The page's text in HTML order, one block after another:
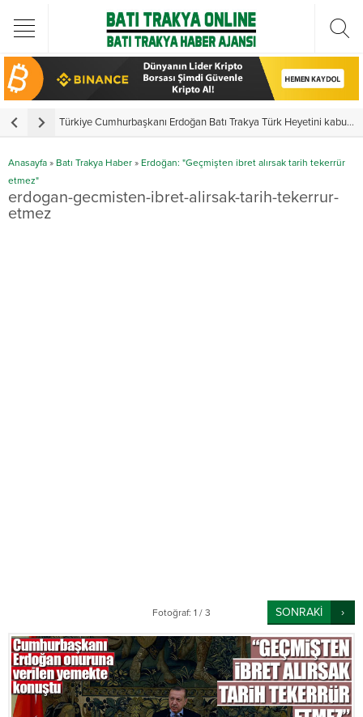
Türkiye Cumhurbaşkanı Erdoğan Batı Trakya Türk Heyetini kabul etti
Anasayfa » Batı Trakya Haber » Erdoğan: "Geçmişten ibret alırsak tarih tekerrür
etmez"
erdogan-gecmisten-ibret-alirsak-tarih-tekerrur-
etmez
Fotoğraf: 1 / 3 SONRAKİ